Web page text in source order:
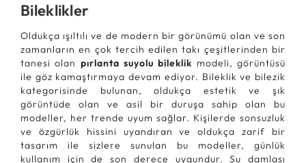
Bileklikler
Oldukça ışıltılı ve de modern bir görünümü olan ve son
zamanların en çok tercih edilen takı çeşitlerinden bir
tanesi olan pırlanta suyolu bileklik modeli, görüntüsü
ile göz kamaştırmaya devam ediyor. Bileklik ve bilezik
kategorisinde bulunan, oldukça estetik ve şık
görüntüde olan ve asil bir duruşa sahip olan bu
modeller, her trende uyum sağlar. Kişilerde sonsuzluk
ve özgürlük hissini uyandıran ve oldukça zarif bir
tasarım ile sizlere sunulan bu modeller, günlük
kullanım için de son derece uygundur. Su damlası